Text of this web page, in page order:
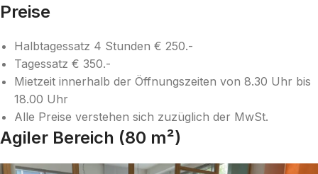
Preise
Halbtagessatz 4 Stunden € 250.-
Tagessatz € 350.-
Mietzeit innerhalb der Öffnungszeiten von 8.30 Uhr bis
18.00 Uhr
Alle Preise verstehen sich zuzüglich der MwSt.
Agiler Bereich (80 m²)